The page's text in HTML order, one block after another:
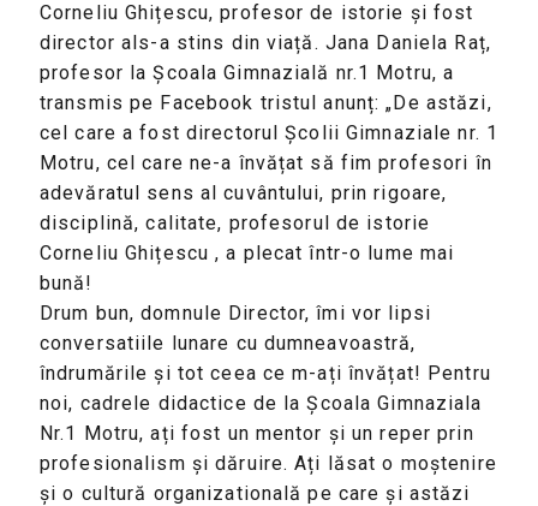
Corneliu Ghițescu, profesor de istorie și fost
director als-a stins din viață. Jana Daniela Raț,
profesor la Școala Gimnazială nr.1 Motru, a
transmis pe Facebook tristul anunț:„De astăzi,
cel care a fost directorul Şcolii Gimnaziale nr. 1
Motru, cel care ne-a învățat să fim profesori în
adevăratul sens al cuvântului, prin rigoare,
disciplină, calitate, profesorul de istorie
Corneliu Ghițescu , a plecat într-o lume mai
bună!
Drum bun, domnule Director, îmi vor lipsi
conversatiile lunare cu dumneavoastră,
îndrumările şi tot ceea ce m-ați învățat! Pentru
noi, cadrele didactice de la Școala Gimnaziala
Nr.1 Motru, ați fost un mentor şi un reper prin
profesionalism şi dăruire. Ați lăsat o moştenire
şi o cultură organizatională pe care şi astăzi